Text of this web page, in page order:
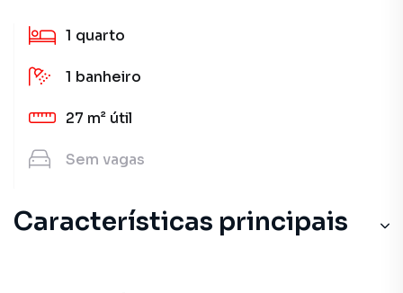
1 quarto
1 banheiro
27 m² útil
Sem vagas
Características principais